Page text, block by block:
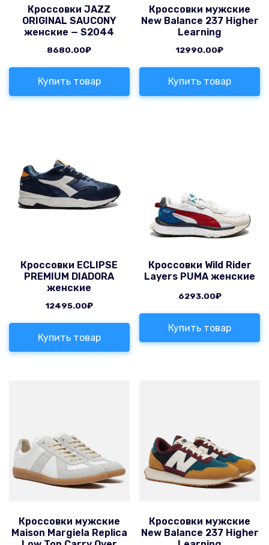
Кроссовки JAZZ
ORIGINAL SAUCONY
женские — S2044
8680.00₽
Купить товар
Кроссовки мужские
New Balance 237 Higher
Learning
12990.00₽
Купить товар
Кроссовки ECLIPSE
PREMIUM DIADORA
женские
12495.00₽
Купить товар
Кроссовки Wild Rider
Layers PUMA женские
6293.00₽
Купить товар
Кроссовки мужские
Maison Margiela Replica
Кроссовки мужские
New Balance 237 Higher